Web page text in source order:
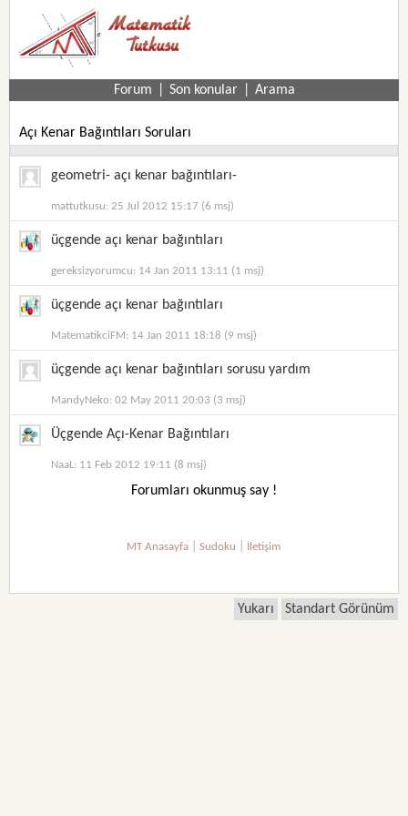
Forum Son konular Arama
Açı Kenar Bağıntıları Soruları
geometri- açı kenar bağıntıları-
mattutkusu: 25 Jul 2012 15:17 (6 msj)
üçgende açı kenar bağıntıları
gereksizyorumcu: 14 Jan 2011 13:11 (1 msj)
üçgende açı kenar bağıntıları
MatematikciFM: 14 Jan 2011 18:18 (9 msj)
üçgende açı kenar bağıntıları sorusu yardım
MandyNeko: 02 May 2011 20:03 (3 msj)
Üçgende Açı-Kenar Bağıntıları
NaaL: 11 Feb 2012 19:11 (8 msj)
Forumları okunmuş say !
MT Anasayfa |Sudoku İletişim
Yukarı Standart Görünüm